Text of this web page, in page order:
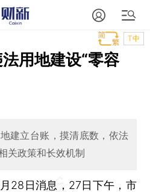
T中
用地建设“零容
建立台账，摸清底数，依法
关政策和长效机制
日消息，27日下午，市